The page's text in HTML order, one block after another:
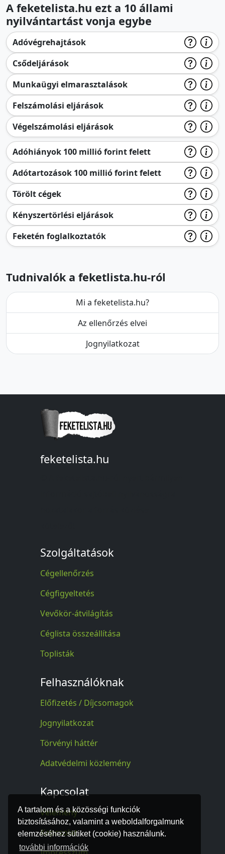
A tartalom és a közösségi funkciók
biztosításához, valamint a weboldalforgalmunk
elemzéséhez sütiket (cookie) használunk.
további információk
A feketelista.hu ezt a 10 állami
nyilvántartást vonja egybe
Adóvégrehajtások
Csődeljárások
Munkaügyi elmarasztalások
Felszámolási eljárások
Végelszámolási eljárások
Adóhiányok 100 millió forint felett
Adótartozások 100 millió forint felett
Törölt cégek
Kényszertörlési eljárások
Feketén foglalkoztatók
Tudnivalók a feketlista.hu-ról
Mi a feketelista.hu?
Az ellenőrzés elvei
Jognyilatkozat
feketelista.hu
Szolgáltatások
Cégellenőrzés
Cégfigyeltetés
Vevőkör-átvilágítás
Céglista összeállítása
Toplisták
Felhasználóknak
Előfizetés / Díjcsomagok
Jognyilatkozat
Törvényi háttér
Adatvédelmi közlemény
Kapcsolat
Vélemény
Kapcsolat